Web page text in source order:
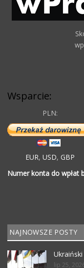
Wsparcie:
PLN:
EUR, USD, GBP
Numer konta do wpłat
NAJNOWSZE POSTY
lip 25,